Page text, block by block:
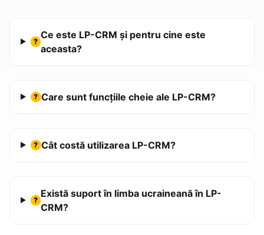
?
Ce este LP-CRM și pentru cine este
aceasta?
? Care sunt funcțiile cheie ale LP-CRM?
? Cât costă utilizarea LP-CRM?
?
Există suport în limba ucraineană în LP-
CRM?